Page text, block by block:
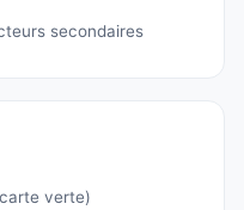
secondaires
verte)